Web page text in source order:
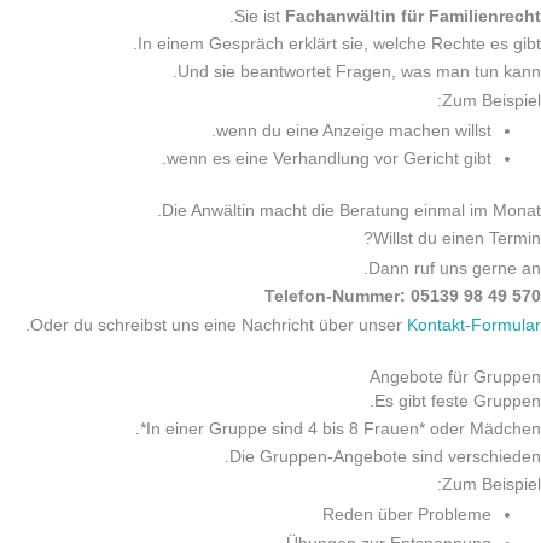
Sie ist Fachanwältin für Familienrecht
In einem Gespräch erklärt sie, welche Rechte es gibt.
Und sie beantwortet Fragen, was man tun kann.
Zum Beispiel:
wenn du eine Anzeige machen willst.
wenn es eine Verhandlung vor Gericht gibt.
Die Anwältin macht die Beratung einmal im Monat.
Willst du einen Termin?
Dann ruf uns gerne an.
Telefon-Nummer: 05139 98 49 570
Oder du schreibst uns eine Nachricht über unser Kontakt-Formular
Angebote für Gruppen
Es gibt feste Gruppen.
In einer Gruppe sind 4 bis 8 Frauen* oder Mädchen*.
Die Gruppen-Angebote sind verschieden.
Zum Beispiel:
Reden über Probleme